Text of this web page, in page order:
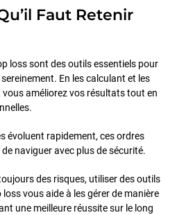
Faut Retenir
loss sont des outils essentiels pour
En les calculant et les
améliorez vos résultats tout en
évoluent rapidement, ces ordres
naviguer avec plus de sécurité.
des risques, utiliser des outils
vous aide à les gérer de manière
une meilleure réussite sur le long